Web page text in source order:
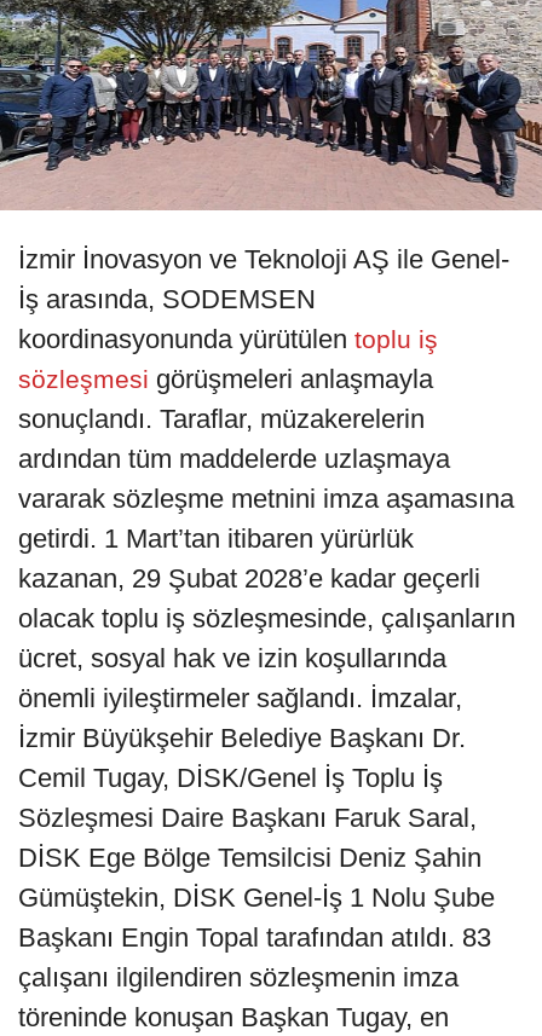
İzmir İnovasyon ve Teknoloji AŞ ile Genel-
İş arasında, SODEMSEN
koordinasyonunda yürütülen toplu iş
sözleşmesi görüşmeleri anlaşmayla
sonuçlandı. Taraflar, müzakerelerin
ardından tüm maddelerde uzlaşmaya
vararak sözleşme metnini imza aşamasına
getirdi. 1 Mart’tan itibaren yürürlük
kazanan, 29 Şubat 2028’e kadar geçerli
olacak toplu iş sözleşmesinde, çalışanların
ücret, sosyal hak ve izin koşullarında
önemli iyileştirmeler sağlandı. İmzalar,
İzmir Büyükşehir Belediye Başkanı Dr.
Cemil Tugay, DİSK/Genel İş Toplu İş
Sözleşmesi Daire Başkanı Faruk Saral,
DİSK Ege Bölge Temsilcisi Deniz Şahin
Gümüştekin, DİSK Genel-İş 1 Nolu Şube
Başkanı Engin Topal tarafından atıldı. 83
çalışanı ilgilendiren sözleşmenin imza
töreninde konuşan Başkan Tugay, en